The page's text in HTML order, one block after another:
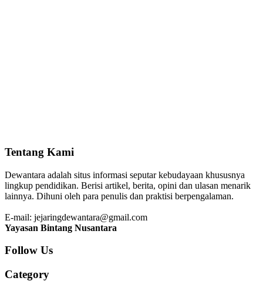
Tentang Kami
Dewantara adalah situs informasi seputar kebudayaan khususnya
lingkup pendidikan. Berisi artikel, berita, opini dan ulasan menarik
lainnya. Dihuni oleh para penulis dan praktisi berpengalaman.
E-mail: jejaringdewantara@gmail.com
Yayasan Bintang Nusantara
Follow Us
Category